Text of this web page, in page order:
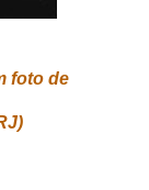
foto de